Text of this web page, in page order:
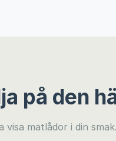
på den
matlådor i din smak.